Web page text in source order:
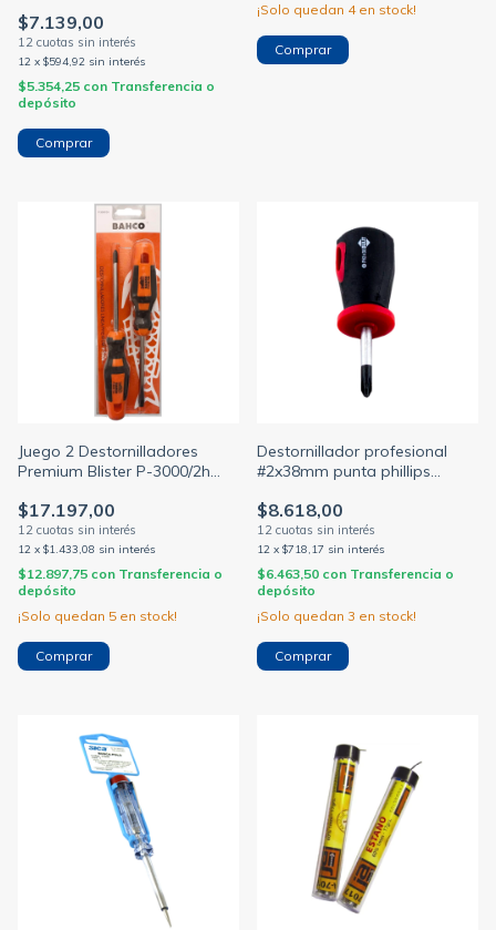
$7.139,00
12 x $594,92 sin interés
$5.354,25 con Transferencia o
depósito
¡Solo quedan 4en stock!
Juego 2 Destornilladores
Premium Blister P-3000/2h
$17.197,00
12 x $1.433,08 sin interés
$12.897,75 con Transferencia o
depósito
¡Solo quedan 5 en stock!
Destornillador profesional
#2x38mm punta phillips
$8.618,00
12 x $718,17 sin interés
$6.463,50 con Transferencia o
depósito
¡Solo quedan 3 en stock!